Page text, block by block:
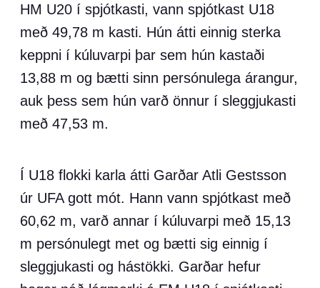
HM U20 í spjótkasti, vann spjótkast U18
með 49,78 m kasti. Hún átti einnig sterka
keppni í kúluvarpi þar sem hún kastaði
13,88 m og bætti sinn persónulega árangur,
auk þess sem hún varð önnur í sleggjukasti
með 47,53 m.
Í U18 flokki karla átti Garðar Atli Gestsson
úr UFA gott mót. Hann vann spjótkast með
60,62 m, varð annar í kúluvarpi með 15,13
m persónulegt met og bætti sig einnig í
sleggjukasti og hástökki. Garðar hefur